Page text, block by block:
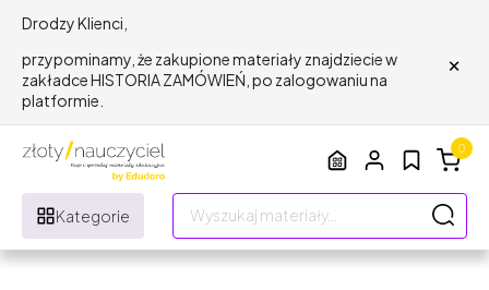
Drodzy Klienci,
przypominamy, że zakupione materiały znajdziecie w
zakładce HISTORIA ZAMÓWIEŃ, po zalogowaniu na
platformie.
×
Kategorie
0